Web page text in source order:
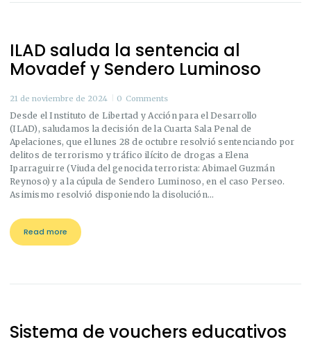
ILAD saluda la sentencia al
Movadef y Sendero Luminoso
21 de noviembre de 2024 0 Comments
Desde el Instituto de Libertad y Acción para el Desarrollo
(ILAD), saludamos la decisión de la Cuarta Sala Penal de
Apelaciones, que el lunes 28 de octubre resolvió sentenciando por
delitos de terrorismo y tráfico ilícito de drogas a Elena
Iparraguirre (Viuda del genocida terrorista: Abimael Guzmán
Reynoso) y a la cúpula de Sendero Luminoso, en el caso Perseo.
Asimismo resolvió disponiendo la disolución…
Read more
Sistema de vouchers educativos